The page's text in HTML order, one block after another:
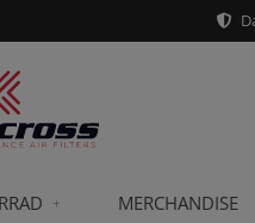
MERCHANDISE